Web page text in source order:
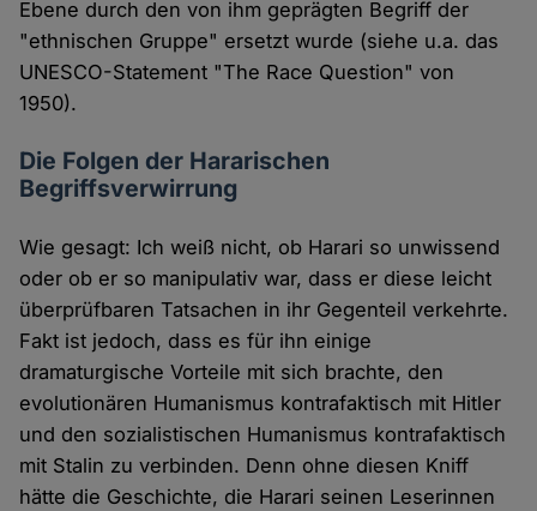
Ebene durch den von ihm geprägten Begriff der
"ethnischen Gruppe" ersetzt wurde (siehe u.a. das
UNESCO-Statement "The Race Question" von
1950).
Die Folgen der Hararischen
Begriffsverwirrung
Wie gesagt: Ich weiß nicht, ob Harari so unwissend
oder ob er so manipulativ war, dass er diese leicht
überprüfbaren Tatsachen in ihr Gegenteil verkehrte.
Fakt ist jedoch, dass es für ihn einige
dramaturgische Vorteile mit sich brachte, den
evolutionären Humanismus kontrafaktisch mit Hitler
und den sozialistischen Humanismus kontrafaktisch
mit Stalin zu verbinden. Denn ohne diesen Kniff
hätte die Geschichte, die Harari seinen Leserinnen